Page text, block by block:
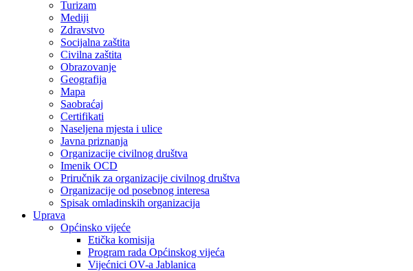
Turizam
Mediji
Zdravstvo
Socijalna zaštita
Civilna zaštita
Obrazovanje
Geografija
Mapa
Saobraćaj
Certifikati
Naseljena mjesta i ulice
Javna priznanja
Organizacije civilnog društva
Imenik OCD
Priručnik za organizacije civilnog društva
Organizacije od posebnog interesa
Spisak omladinskih organizacija
Uprava
Općinsko vijeće
Etička komisija
Program rada Općinskog vijeća
Vijećnici OV-a Jablanica